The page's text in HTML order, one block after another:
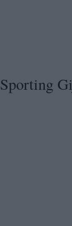
Sporting